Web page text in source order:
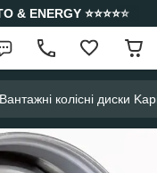
ENERGY ⭐️⭐️⭐️⭐️⭐️
Вантажні колісні диски